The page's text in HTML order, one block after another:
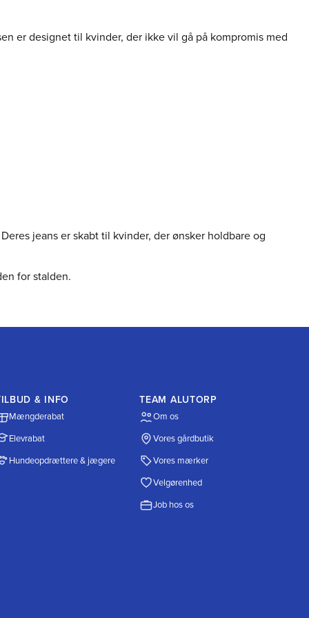
er designet til kvinder, der ikke vil gå på kompromis med
jeans er skabt til kvinder, der ønsker holdbare og
for stalden.
& INFO
Mængderabat
Elevrabat
Hundeopdrættere & jægere
TEAM ALUTORP
Om os
Vores gårdbutik
Vores mærker
Velgørenhed
Job hos os